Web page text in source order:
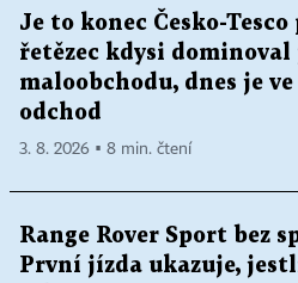
Je to konec Česko-
řetězec kdysi
maloobchodu, dnes je
odchod
3. 8. 2026 ▪ 8 min. čtení
Range Rover Sport bez
První jízda ukazuje,